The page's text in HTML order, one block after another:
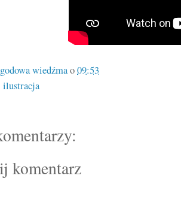
wiedźmao09:53
ilustracja
komentarz